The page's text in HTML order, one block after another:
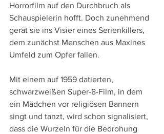
Horrorfilm auf den Durchbruch als
Schauspielerin hofft. Doch zunehmend
gerät sie ins Visier eines Serienkillers,
dem zunächst Menschen aus Maxines
Umfeld zum Opfer fallen.
Mit einem auf 1959 datierten,
schwarzweißen Super-8-Film, in dem
ein Mädchen vor religiösen Bannern
singt und tanzt, wird schon signalisiert,
dass die Wurzeln für die Bedrohung